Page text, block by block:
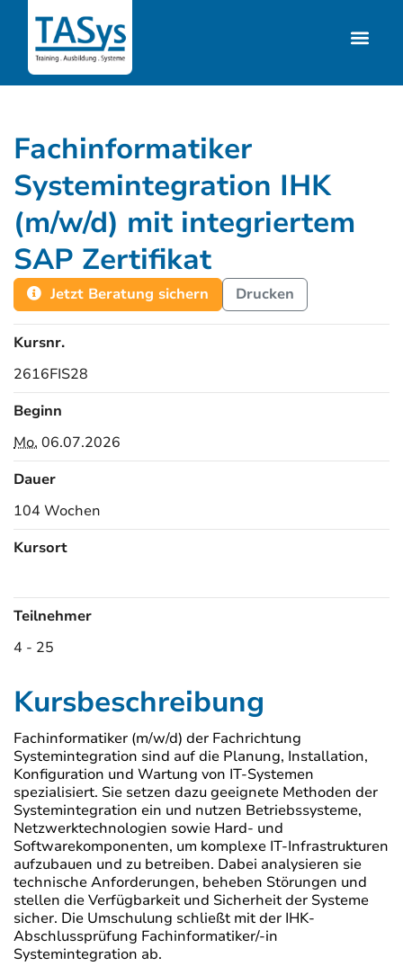
Fachinformatiker
Systemintegration IHK
(m/w/d) mit integriertem
SAP Zertifikat
Jetzt Beratung sichern Drucken
Kursnr.
2616FIS28
Beginn
Mo. 06.07.2026
Dauer
104 Wochen
Kursort
Teilnehmer
4 - 25
Kursbeschreibung
Fachinformatiker (m/w/d) der Fachrichtung
Systemintegration sind auf die Planung, Installation,
Konfiguration und Wartung von IT-Systemen
spezialisiert. Sie setzen dazu geeignete Methoden der
Systemintegration ein und nutzen Betriebssysteme,
Netzwerktechnologien sowie Hard- und
Softwarekomponenten, um komplexe IT-Infrastrukturen
aufzubauen und zu betreiben. Dabei analysieren sie
technische Anforderungen, beheben Störungen und
stellen die Verfügbarkeit und Sicherheit der Systeme
sicher. Die Umschulung schließt mit der IHK-
Abschlussprüfung Fachinformatiker/-in
Systemintegration ab.